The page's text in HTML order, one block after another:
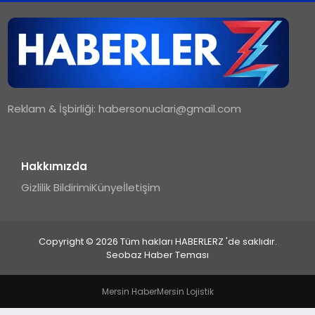
TEKNOLOJI
Reklam & İşbirliği:habersonuclari@gmail.com
Hakkımızda
Gizlilik BildirimiKünyeİletişim
Copyright © 2026 Tüm hakları HABERLERZ 'de saklıdır.
Seobaz Haber Teması
Mersin HaberMersin Lojistik